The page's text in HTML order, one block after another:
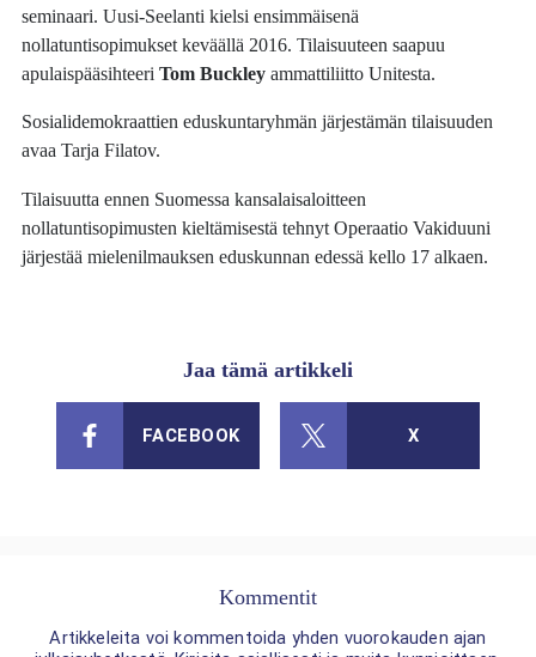
seminaari. Uusi-Seelanti kielsi ensimmäisenä
nollatuntisopimukset keväällä 2016. Tilaisuuteen saapuu
apulaispääsihteeriTom Buckley ammattiliitto Unitesta.
Sosialidemokraattien eduskuntaryhmän järjestämän tilaisuuden
avaa Tarja Filatov.
Tilaisuutta ennen Suomessa kansalaisaloitteen
nollatuntisopimusten kieltämisestä tehnyt Operaatio Vakiduuni
järjestää mielenilmauksen eduskunnan edessä kello 17 alkaen.
Jaa tämä artikkeli
FACEBOOK X
Kommentit
Artikkeleita voi kommentoida yhden vuorokauden ajan